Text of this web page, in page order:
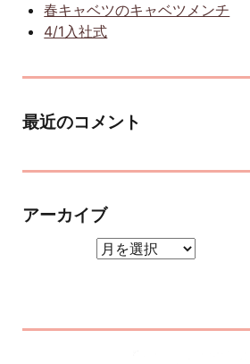
春キャベツのキャベツメンチ
4/1入社式
最近のコメント
アーカイブ